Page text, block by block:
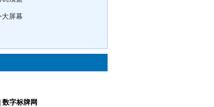
大屏幕
数字标牌网